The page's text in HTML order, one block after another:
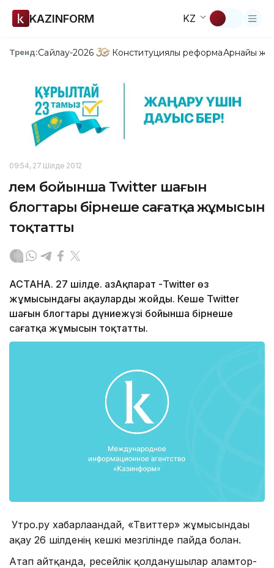
KAZINFORM KZ
Тренд:Сайлау-2026 Конституциялық реформаАрнайы
09:54, 27 Шілде 2012
Әлем бойынша Twitter шағын
блогтары бірнеше сағатқа жұмысын
тоқтатты
АСТАНА. 27 шілде. ҚазАқпарат -Twitter өз
жұмысындағы ақауларды жойды. Кеше Twitter
шағын блогтары дүниежүзі бойынша бірнеше
сағатқа жұмысын тоқтатты.
Утро.ру хабарлағандай, «Твиттер» жұмысындағы
ақау 26 шілденің кешкі мезгілінде пайда болған.
Атап айтқанда, ресейлік қолданушылар ғаламтор-